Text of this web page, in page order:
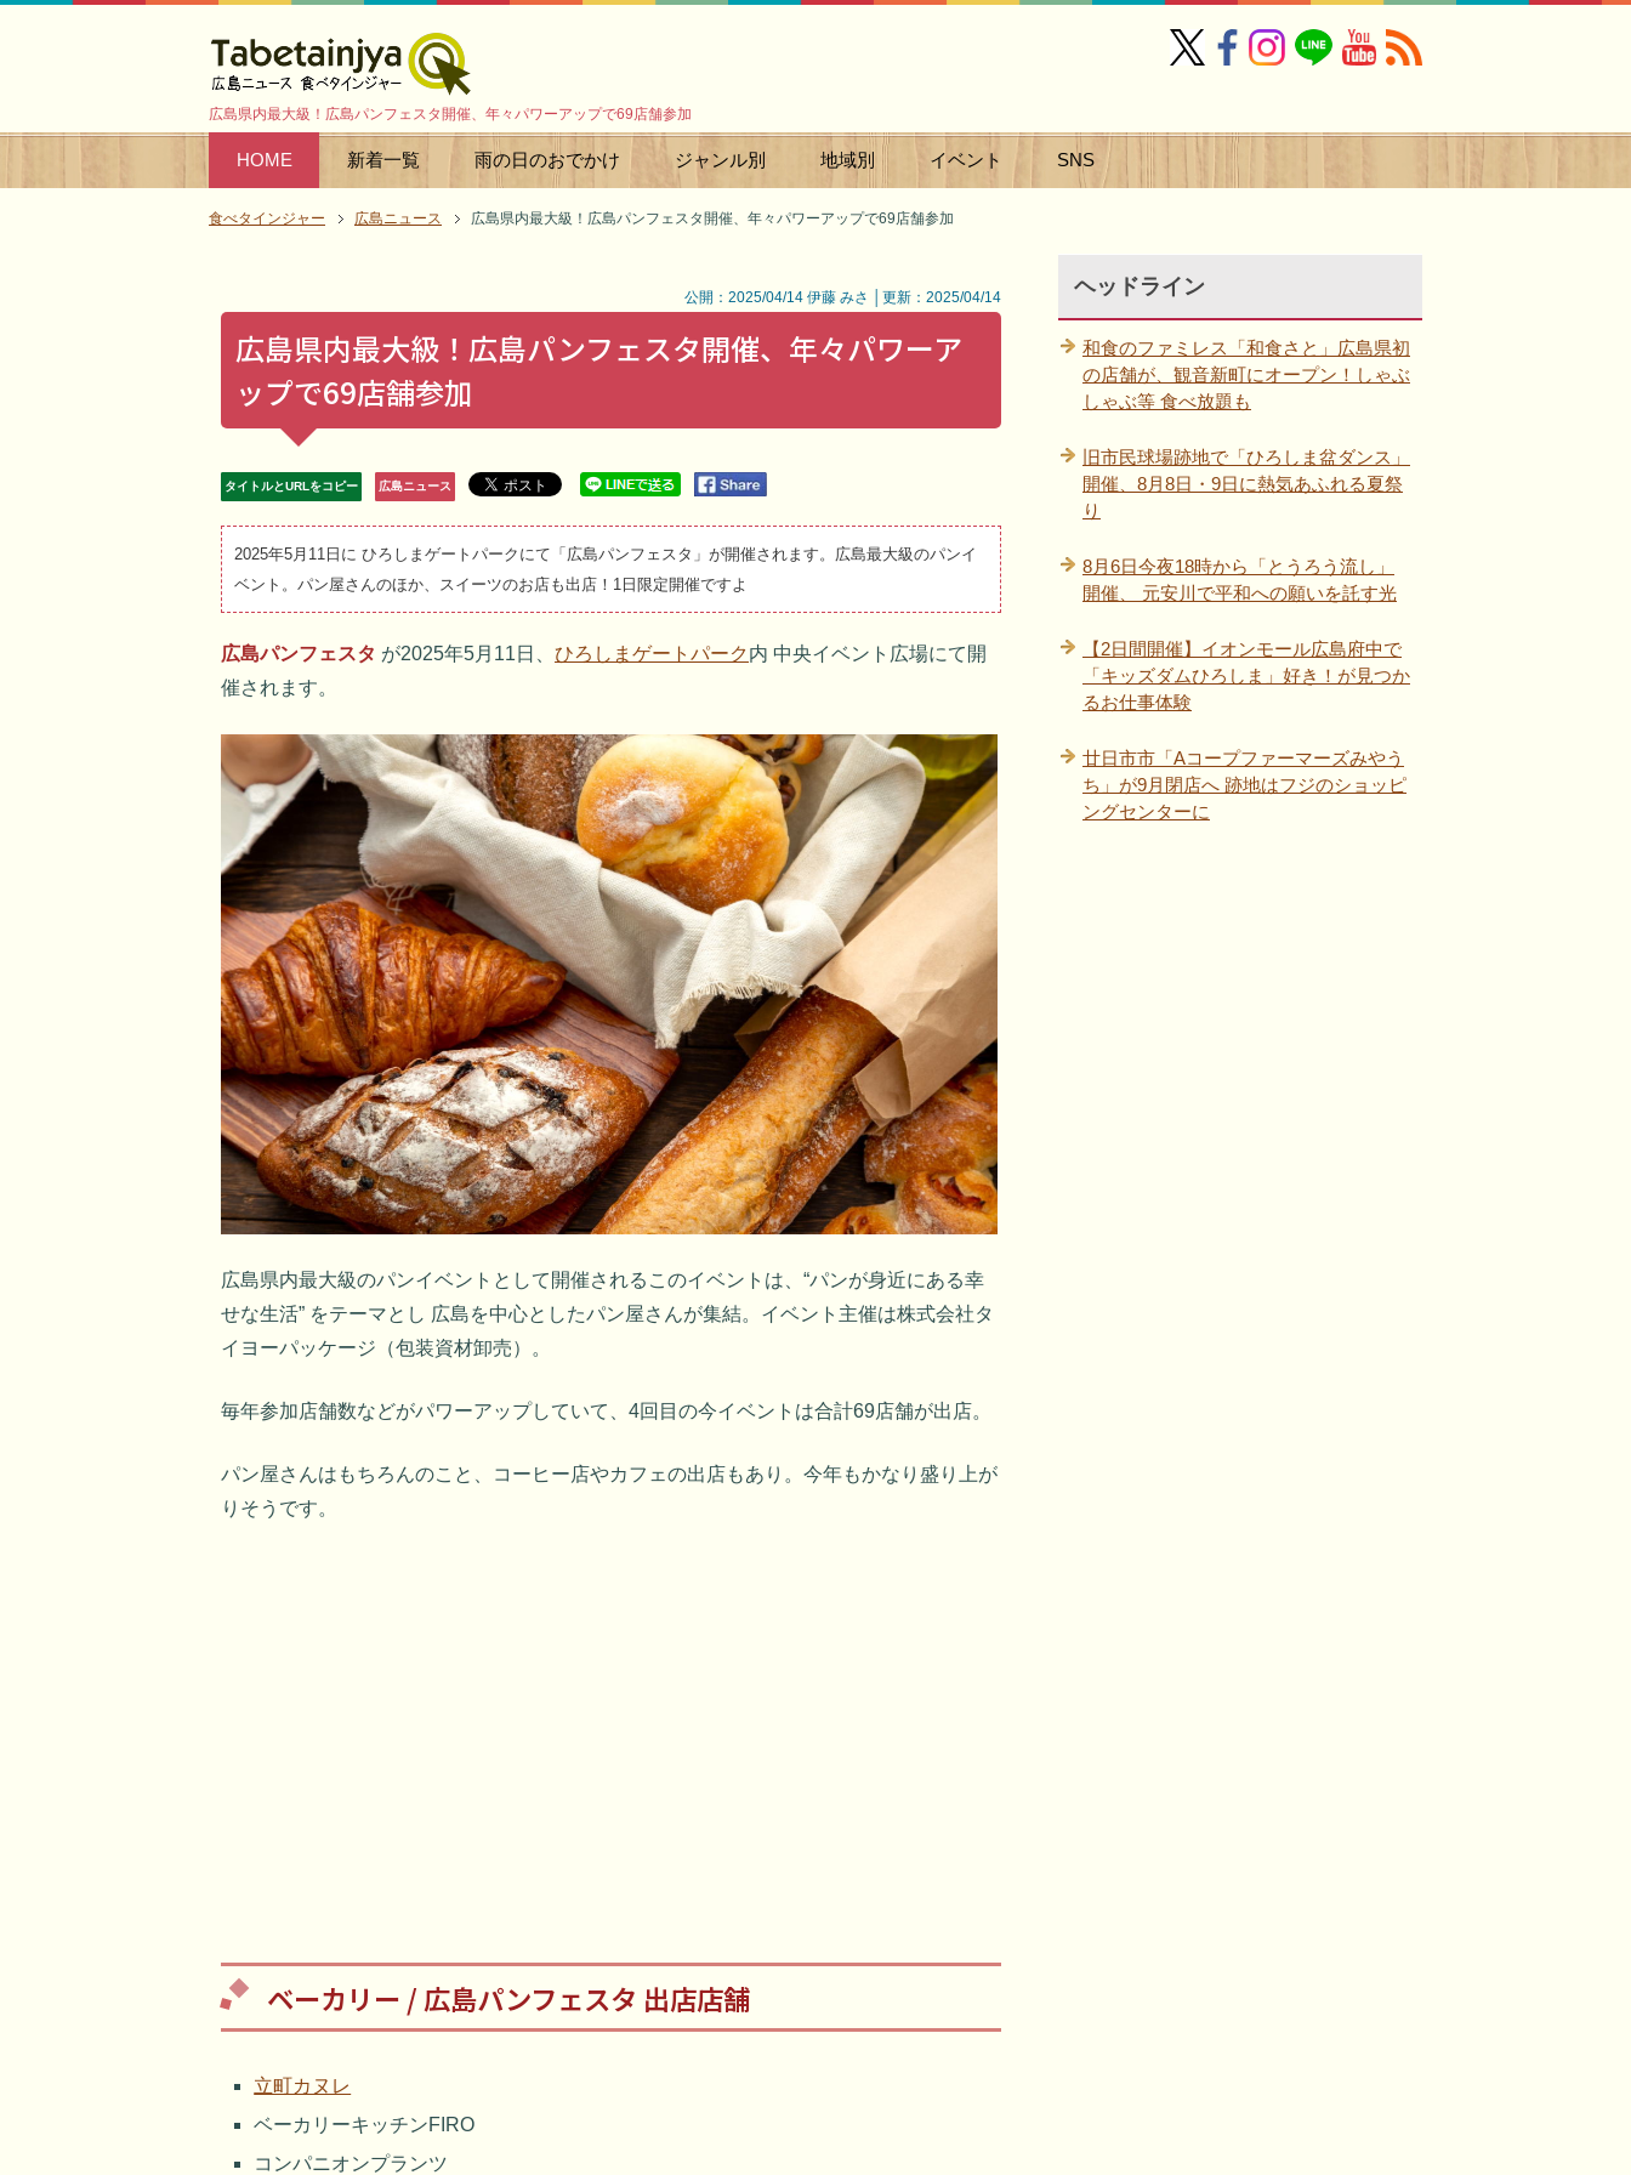
広島県内最大級！広島パンフェスタ開催、年々パワーアップで69店舗参加
HOME 新着一覧 雨の日のおでかけ ジャンル別 地域別 イベント SNS
食べタインジャー 広島ニュース 広島県内最大級！広島パンフェスタ開催、年々パワーアップで69店舗参加
公開：2025/04/14 伊藤 みさ │更新：2025/04/14
広島県内最大級！広島パンフェスタ開催、年々パワーア
ップで69店舗参加
タイトルとURLをコピー 広島ニュース
2025年5月11日に ひろしまゲートパークにて「広島パンフェスタ」が開催されます。広島最大級のパンイ
ベント。パン屋さんのほか、スイーツのお店も出店！1日限定開催ですよ
広島パンフェスタ が2025年5月11日、 ひろしまゲートパーク 内 中央イベント広場にて開
催されます。
広島県内最大級のパンイベントとして開催されるこのイベントは、“パンが身近にある幸
せな生活” をテーマとし 広島を中心としたパン屋さんが集結。イベント主催は株式会社タ
イヨーパッケージ（包装資材卸売）。
毎年参加店舗数などがパワーアップしていて、4回目の今イベントは合計69店舗が出店。
パン屋さんはもちろんのこと、コーヒー店やカフェの出店もあり。今年もかなり盛り上が
りそうです。
ベーカリー / 広島パンフェスタ 出店店舗
立町カヌレ
ベーカリーキッチンFIRO
コンパニオンプランツ
ヘッドライン
和食のファミレス「和食さと」広島県初
の店舗が、観音新町にオープン！しゃぶ
しゃぶ等 食べ放題も
旧市民球場跡地で「ひろしま盆ダンス」
開催、8月8日・9日に熱気あふれる夏祭
り
8月6日今夜18時から「とうろう流し」
開催、 元安川で平和への願いを託す光
【2日間開催】イオンモール広島府中で
「キッズダムひろしま」好き！が見つか
るお仕事体験
廿日市市「Aコープファーマーズみやう
ち」が9月閉店へ 跡地はフジのショッピ
ングセンターに